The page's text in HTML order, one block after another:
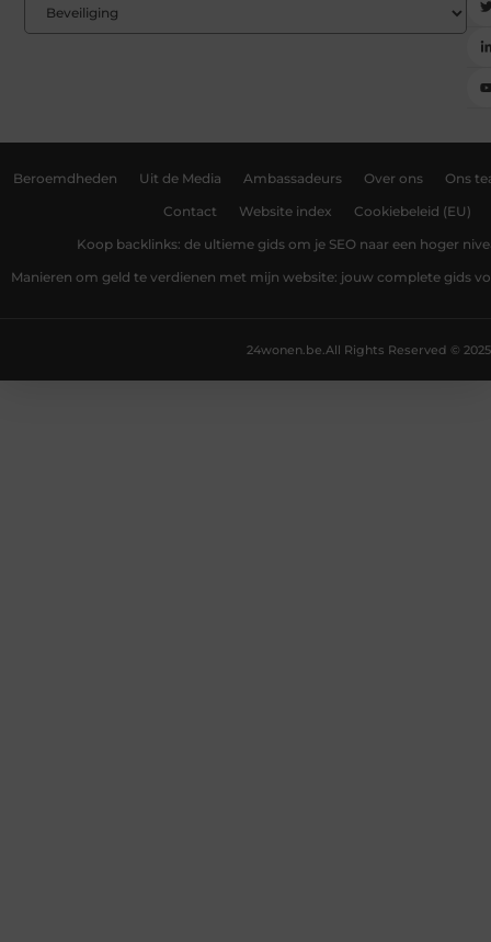
Beroemdheden Uit de Media Ambassadeurs Over ons Ons
Contact Website index Cookiebeleid (EU)
Koop backlinks: de ultieme gids om je SEO naar een hoger
Manieren om geld te verdienen met mijn website: jouw complete gids
All Rights Reserved © 2025
24wonen.be.